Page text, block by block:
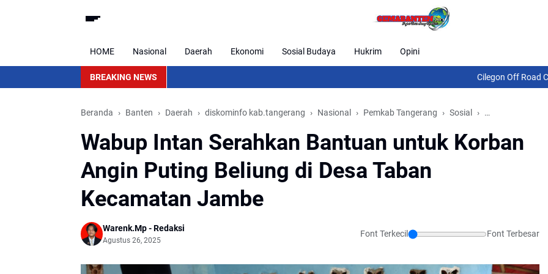
HOME Nasional Daerah Ekonomi Sosial Budaya Hukrim Opini
BREAKING NEWS Cilegon Off Road Challenge Jadi
Beranda Banten Daerah diskominfo kab.tangerang Nasional Pemkab Tangerang Sosial Tangerang
Wabup Intan Serahkan Bantuan untuk Korban
Angin Puting Beliung di Desa Taban
Kecamatan Jambe
Warenk.Mp - Redaksi
Agustus 26, 2025
Font Terkecil Font Terbesar